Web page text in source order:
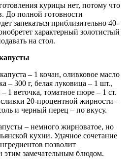
курицы нет, потому что
До полной готовности
запекаться приблизительно 40-
характерный золотистый
на стол.
– 1 кочан, оливковое масло
– 300 г, белая луковица – 1 шт.,
1 веточка, томатное пюре – 1 ст.
20-процентной жирности –
и черный перец – по вкусу.
– немного жирноватое, но
кухни. Удачное сочетание
позволит
этим замечательным блюдом.